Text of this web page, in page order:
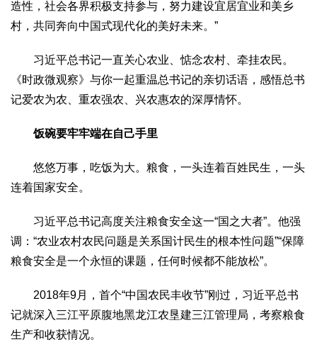
在线期刊
全景中国 智慧旅游 智慧教育
智慧环保
智慧会客厅 县域经济 城乡建设 乡村振兴
康养
康养思语 明星老人 项目介绍
县域经济
成果展示
政策发布 视频播报 工程案例
康养智库
合作伙伴
造性，社会各界积极支持参与，努力建设宜居宜业和美乡
村，共同奔向中国式现代化的美好未来。”
习近平总书记一直关心农业、惦念农村、牵挂农民。
《时政微观察》与你一起重温总书记的亲切话语，感悟总书
记爱农为农、重农强农、兴农惠农的深厚情怀。
饭碗要牢牢端在自己手里
悠悠万事，吃饭为大。粮食，一头连着百姓民生，一头
连着国家安全。
习近平总书记高度关注粮食安全这一“国之大者”。他强
调：“农业农村农民问题是关系国计民生的根本性问题”“保障
粮食安全是一个永恒的课题，任何时候都不能放松”。
2018年9月，首个“中国农民丰收节”刚过，习近平总书
记就深入三江平原腹地黑龙江农垦建三江管理局，考察粮食
生产和收获情况。